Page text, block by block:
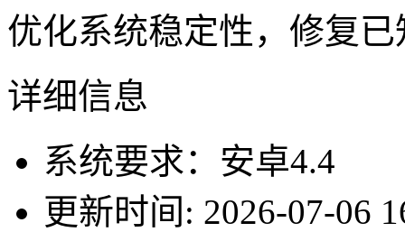
优化系统稳定性，修复
详细信息
系统要求：安卓4.4
更新时间: 2026-07-06